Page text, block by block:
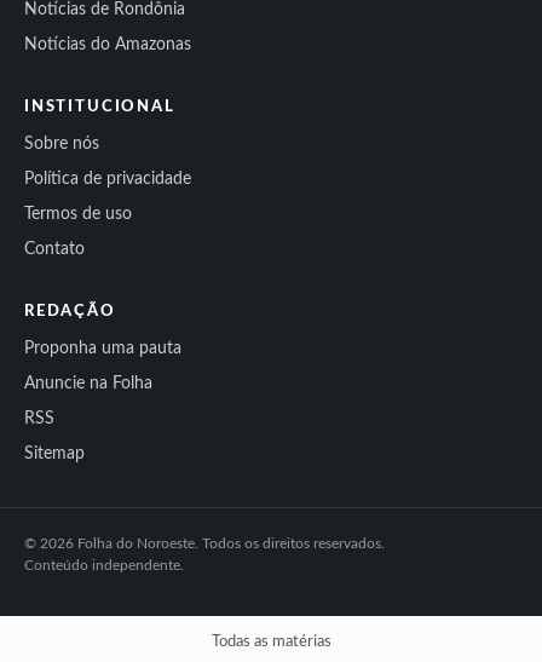
Notícias de Rondônia
Notícias do Amazonas
INSTITUCIONAL
Sobre nós
Política de privacidade
Termos de uso
Contato
REDAÇÃO
Proponha uma pauta
Anuncie na Folha
RSS
Sitemap
© 2026 Folha do Noroeste. Todos os direitos reservados.
Conteúdo independente.
Todas as matérias